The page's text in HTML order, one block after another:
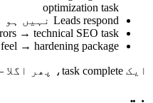
optimization task
Leads respond نہیں ہو رہے → WhatsApp automation
→ technical SEO task
feel → hardening package
ایک task complete، پھر اگلا — parallel chaos نہیں。